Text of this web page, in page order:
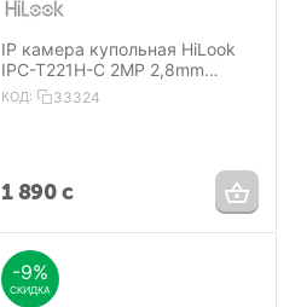
IP камера купольная HiLook
IPC-T221H-C 2MP 2,8mm
1920×1080 IP67 IR30 m PoE
КОД: 33324
1 890с
-9%
СКИДКА